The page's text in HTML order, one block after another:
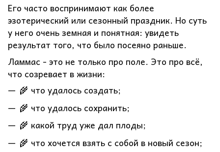
Его часто воспринимают как более
эзотерический или сезонный праздник. Но суть
у него очень земная и понятная: увидеть
результат того, что было посеяно раньше.
Ламмас - это не только про поле. Это про всё,
что созревает в жизни:
🌾 что удалось создать;
🌾 что удалось сохранить;
🌾 какой труд уже дал плоды;
🌾 что хочется взять с собой в новый сезон;